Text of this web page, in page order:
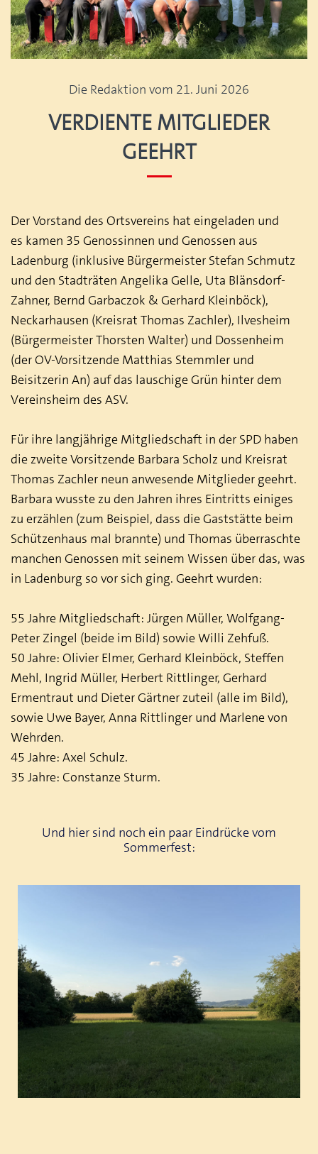
Die Redaktion vom 21. Juni 2026
Verdiente Mitglieder
geehrt
Der Vorstand des Ortsvereins hat eingeladen und
es kamen 35 Genossinnen und Genossen aus
Ladenburg (inklusive Bürgermeister Stefan Schmutz
und den Stadträten Angelika Gelle, Uta Blänsdorf-
Zahner, Bernd Garbaczok & Gerhard Kleinböck),
Neckarhausen (Kreisrat Thomas Zachler), Ilvesheim
(Bürgermeister Thorsten Walter) und Dossenheim
(der OV-Vorsitzende Matthias Stemmler und
Beisitzerin An) auf das lauschige Grün hinter dem
Vereinsheim des ASV.
Für ihre langjährige Mitgliedschaft in der SPD haben
die zweite Vorsitzende Barbara Scholz und Kreisrat
Thomas Zachler neun anwesende Mitglieder geehrt.
Barbara wusste zu den Jahren ihres Eintritts einiges
zu erzählen (zum Beispiel, dass die Gaststätte beim
Schützenhaus mal brannte) und Thomas überraschte
manchen Genossen mit seinem Wissen über das, was
in Ladenburg so vor sich ging. Geehrt wurden:
55 Jahre Mitgliedschaft: Jürgen Müller, Wolfgang-
Peter Zingel (beide im Bild) sowie Willi Zehfuß.
50 Jahre: Olivier Elmer, Gerhard Kleinböck, Steffen
Mehl, Ingrid Müller, Herbert Rittlinger, Gerhard
Ermentraut und Dieter Gärtner zuteil (alle im Bild),
sowie Uwe Bayer, Anna Rittlinger und Marlene von
Wehrden.
45 Jahre: Axel Schulz.
35 Jahre: Constanze Sturm.
Und hier sind noch ein paar Eindrücke vom
Sommerfest: